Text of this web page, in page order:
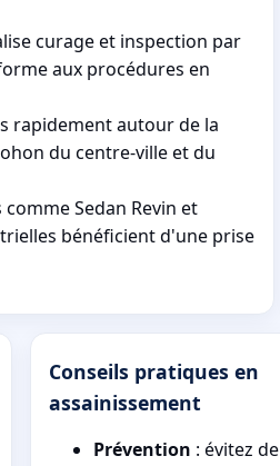
curage et inspection par
aux procédures en
rapidement autour de la
du centre-ville et du
Sedan Revin et
bénéficient d'une prise
Conseils pratiques en
assainissement
Prévention : évitez